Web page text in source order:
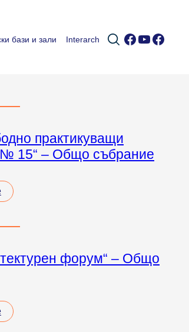
бази и зали Interarch Facebook
практикуващи
№ 15“ – Общо събрание
форум“ – Общо